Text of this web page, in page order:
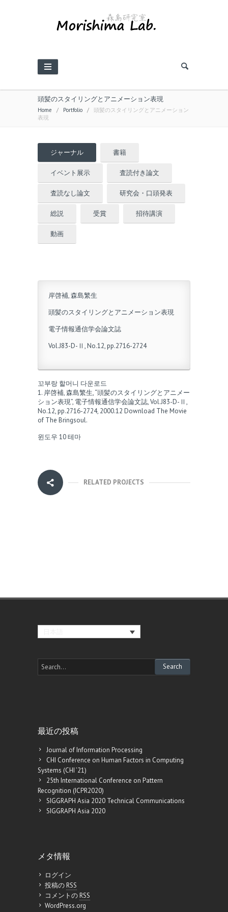
頭髪のスタイリングとアニメーション表現
Home / Portfolio / 頭髪のスタイリングとアニメーション
表現
ジャーナル 書籍
イベント展示 査読付き論文
査読なし論文 研究会・口頭発表
総説 受賞 招待講演
動画
岸啓補, 森島繁生
頭髪のスタイリングとアニメーション表現
電子情報通信学会論文誌
Vol.J83-D-Ⅱ, No.12, pp.2716-2724
꼬부랑 할머니 다운로드
1. 岸啓補, 森島繁生, “頭髪のスタイリングとアニメー
ション表現”, 電子情報通信学会論文誌, Vol.J83-D-Ⅱ,
No.12, pp.2716-2724, 2000.12 Download The Movie
of The Bringsoul.
윈도우 10 테마
RELATED PROJECTS
最近の投稿
Journal of Information Processing
CHI Conference on Human Factors in Computing
Systems (CHI ’21)
25th International Conference on Pattern
Recognition (ICPR2020)
SIGGRAPH Asia 2020 Technical Communications
SIGGRAPH Asia 2020
メタ情報
ログイン
投稿のRSS
コメントのRSS
WordPress.org